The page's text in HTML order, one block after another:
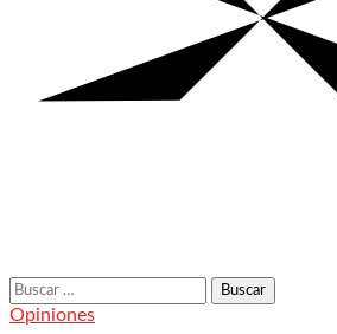
Buscar:
Opiniones